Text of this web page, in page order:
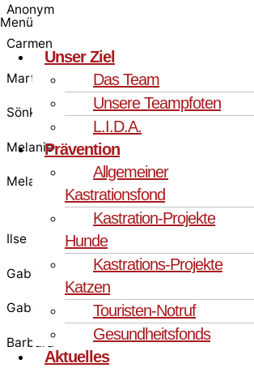
Menü
Unser Ziel
Das Team
Unsere Teampfoten
L.I.D.A.
Prävention
Allgemeiner
Kastrationsfond
Kastration-Projekte
Hunde
Kastrations-Projekte
Katzen
Touristen-Notruf
Gesundheitsfonds
Aktuelles
Anonym
Carmen
Martina Dold
Sönke
Melanie
Melanie
Ilse
Gaby
Gaby
Barbara